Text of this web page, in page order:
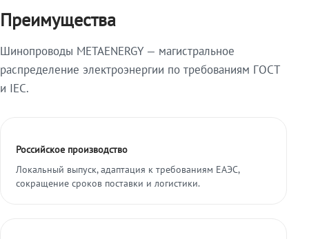
Преимущества
Шинопроводы METAENERGY — магистральное
распределение электроэнергии по требованиям ГОСТ
и IEC.
Российское производство
Локальный выпуск, адаптация к требованиям ЕАЭС,
сокращение сроков поставки и логистики.